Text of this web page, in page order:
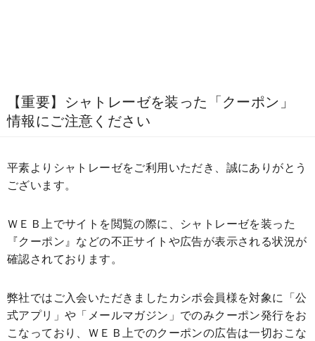
【重要】シャトレーゼを装った「クーポン」
情報にご注意ください
平素よりシャトレーゼをご利用いただき、誠にありがとう
ございます。
ＷＥＢ上でサイトを閲覧の際に、シャトレーゼを装った
『クーポン』などの不正サイトや広告が表示される状況が
確認されております。
弊社ではご入会いただきましたカシポ会員様を対象に「公
式アプリ」や「メールマガジン」でのみクーポン発行をお
こなっており、ＷＥＢ上でのクーポンの広告は一切おこな